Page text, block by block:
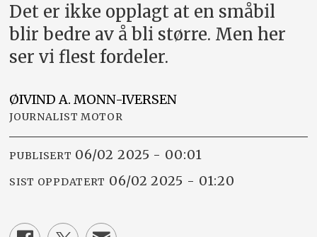
Det er ikke opplagt at en småbil
blir bedre av å bli større. Men her
ser vi flest fordeler.
ØIVIND A. MONN-IVERSEN
JOURNALIST MOTOR
PUBLISERT 06/02 2025 - 00:01
SIST OPPDATERT 06/02 2025 - 01:20